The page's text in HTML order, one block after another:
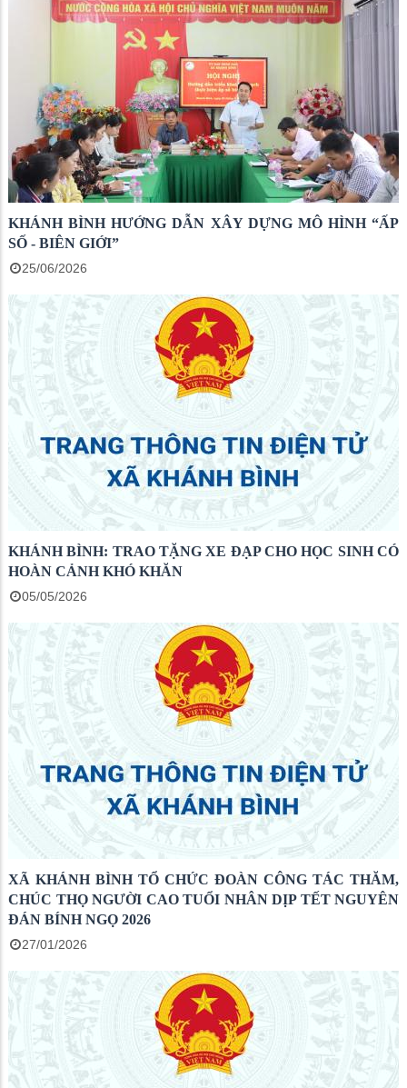
KHÁNH BÌNH HƯỚNG DẪN XÂY DỰNG MÔ HÌNH “ẤP
SỐ - BIÊN GIỚI”
25/06/2026
KHÁNH BÌNH: TRAO TẶNG XE ĐẠP CHO HỌC SINH CÓ
HOÀN CẢNH KHÓ KHĂN
05/05/2026
XÃ KHÁNH BÌNH TỔ CHỨC ĐOÀN CÔNG TÁC THĂM,
CHÚC THỌ NGƯỜI CAO TUỔI NHÂN DỊP TẾT NGUYÊN
ĐÁN BÍNH NGỌ 2026
27/01/2026